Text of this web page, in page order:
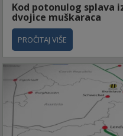
Kod potonulog splava
dvojice muškaraca
PROČITAJ VIŠE